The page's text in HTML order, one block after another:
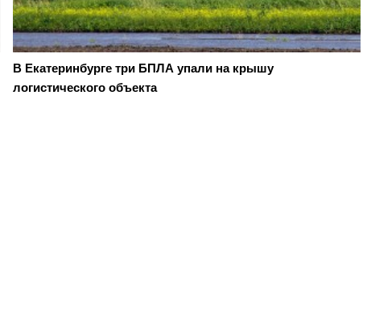
В Екатеринбурге три БПЛА упали на крышу
логистического объекта